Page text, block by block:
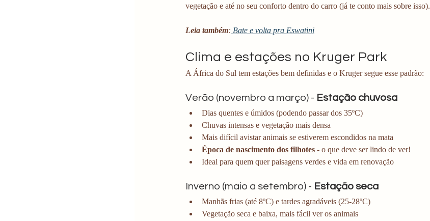
vegetação e até no seu conforto dentro do carro (já te conto mais sobre isso).
Leia também: Bate e volta pra Eswatini
Clima e estações no Kruger Park
A África do Sul tem estações bem definidas e o Kruger segue esse padrão:
Verão (novembro a março) - Estação chuvosa
Dias quentes e úmidos (podendo passar dos 35ºC)
Chuvas intensas e vegetação mais densa
Mais difícil avistar animais se estiverem escondidos na mata
Época de nascimento dos filhotes - o que deve ser lindo de ver!
Ideal para quem quer paisagens verdes e vida em renovação
Inverno (maio a setembro) - Estação seca
Manhãs frias (até 8ºC) e tardes agradáveis (25-28ºC)
Vegetação seca e baixa, mais fácil ver os animais